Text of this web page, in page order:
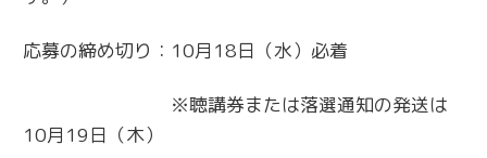
応募の締め切り：10月18日（水）必着
※聴講券または落選通知の発送は
10月19日（木）